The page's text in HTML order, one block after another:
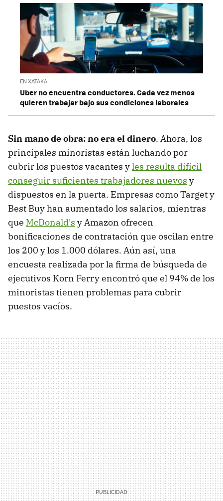
EN XATAKA
Uber no encuentra conductores. Cada vez menos
quieren trabajar bajo sus condiciones laborales
Sin mano de obra: no era el dinero. Ahora, los
principales minoristas están luchando por
cubrir los puestos vacantes yles resulta difícil
conseguir suficientes trabajadores nuevos y
dispuestos en la puerta. Empresas como Target y
Best Buy han aumentado los salarios, mientras
que McDonald's y Amazon ofrecen
bonificaciones de contratación que oscilan entre
los 200 y los 1.000 dólares. Aún así, una
encuesta realizada por la firma de búsqueda de
ejecutivos Korn Ferry encontró que el 94% de los
minoristas tienen problemas para cubrir
puestos vacíos.